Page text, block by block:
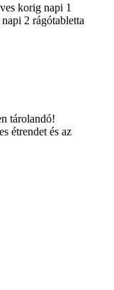
korig napi 1
2 rágótabletta
tárolandó!
étrendet és az